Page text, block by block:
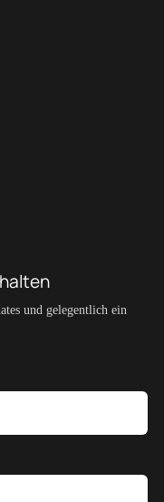
und gelegentlich ein